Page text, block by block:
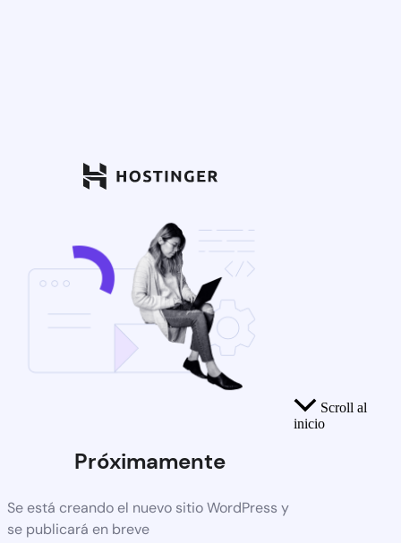
Próximamente
Se está creando el nuevo sitio WordPress y
se publicará en breve
Scroll al
inicio